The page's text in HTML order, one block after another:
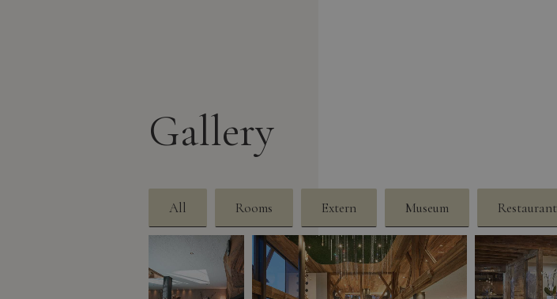
Gallery
All Rooms Extern Museum Restaurant